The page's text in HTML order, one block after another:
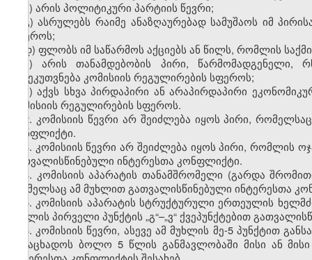
ბ) არის პოლიტიკური პარტიის წევრი;
გ) ასრულებს რაიმე ანაზღაურებად სამუშაოს იმ
სფეროს;
დ) ფლობს იმ საწარმოს აქციებს ან წილს, რომლის
ე) არის თანამდებობის პირი, წარმომადგენელი,
განეკუთვნება კომისიის რეგულირების სფეროს;
ვ) აქვს სხვა პირდაპირი ან არაპირდაპირი
კომისიის რეგულირების სფეროს.
2. კომისიის წევრი არ შეიძლება იყოს პირი,
კონფლიქტი.
3. კომისიის წევრი არ შეიძლება იყოს პირი, რომლის
გათვალისწინებული ინტერესთა კონფლიქტი.
4. კომისიის აპარატის თანამშრომელი (გარდა
რომელსაც ამ მუხლით გათვალისწინებული ინტერესთა
5. კომისიის აპარატის სტრუქტურული ერთეულის
მუხლის პირველი პუნქტის „გ“–„ვ“ ქვეპუნქტებით
6. კომისიის წევრი, ასევე ამ მუხლის მე-5 პუნქტით
განაცხადოს ბოლო 5 წლის განმავლობაში მისი ან